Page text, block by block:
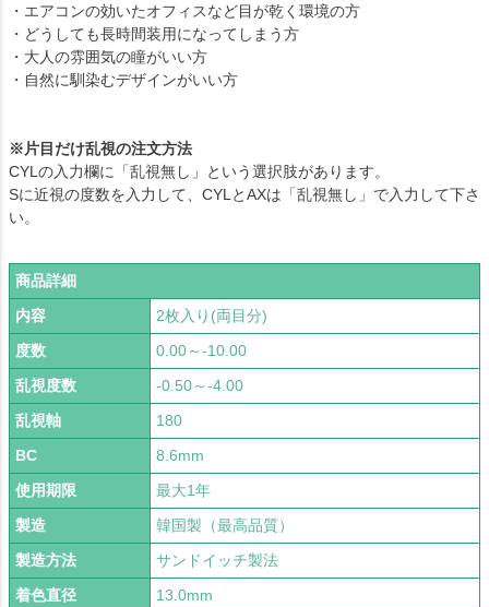
・エアコンの効いたオフィスなど目が乾く環境の方
・どうしても長時間装用になってしまう方
・大人の雰囲気の瞳がいい方
・自然に馴染むデザインがいい方
※片目だけ乱視の注文方法
CYLの入力欄に「乱視無し」という選択肢があります。
Sに近視の度数を入力して、CYLとAXは「乱視無し」で入力して下さ
い。
商品詳細
内容
2枚入り(両目分)
度数
0.00～-10.00
乱視度数
-0.50～-4.00
乱視軸
180
BC
8.6mm
使用期限
最大1年
製造
韓国製（最高品質）
製造方法
サンドイッチ製法
着色直径
13.0mm